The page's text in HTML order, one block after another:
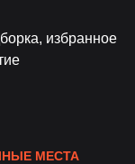
избранное
МЕСТА